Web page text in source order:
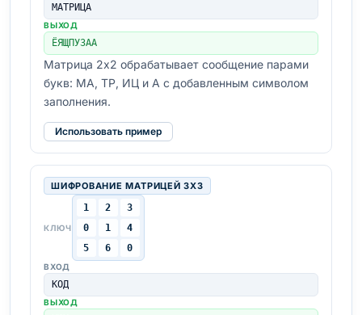
МАТРИЦА
ВЫХОД
ЁЯЩПУЗАА
Матрица 2x2 обрабатывает сообщение парами
букв: МА, ТР, ИЦ и А с добавленным символом
заполнения.
Использовать пример
ШИФРОВАНИЕ МАТРИЦЕЙ 3X3
КЛЮЧ
1 2
3
0
1
4
5
6 0
ВХОД
КОД
ВЫХОД